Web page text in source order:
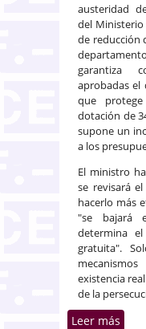
austeridad
del Ministerio
de reducción
garantiza
aprobadas el
que
dotación de
supone un
a los
El ministro
se revisará
hacerlo más
"se bajará
determina
gratuita".
existencia
de la
Leer más